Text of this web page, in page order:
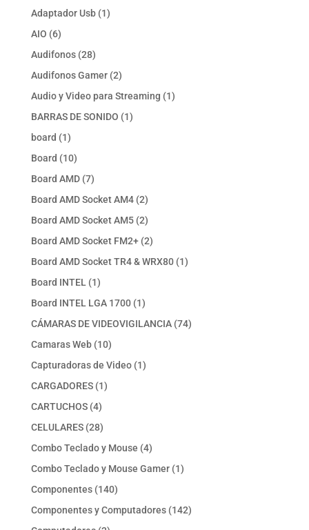
Adaptador Usb 11
AIO 66
productos
Audifonos 2828
productos
Audifonos Gamer 22
productos
Audio y Video para Streaming 11
BARRAS DE SONIDO 11
board 11
producto
Board 1010
productos
Board AMD 77
productos
Board AMD Socket AM4 22
productos
Board AMD Socket AM5 22
productos
Board AMD Socket FM2+ 22
productos
Board AMD Socket TR4 & WRX80 11
Board INTEL 11
producto
Board INTEL LGA 1700 11
producto
CÁMARAS DE VIDEOVIGILANCIA 7474
Camaras Web 1010
productos
Capturadoras de Video 11
CARGADORES 11
CARTUCHOS 44
productos
CELULARES 2828
productos
Combo Teclado y Mouse 44
productos
Combo Teclado y Mouse Gamer 11
Componentes 140140
productos
Componentes y Computadores 142142